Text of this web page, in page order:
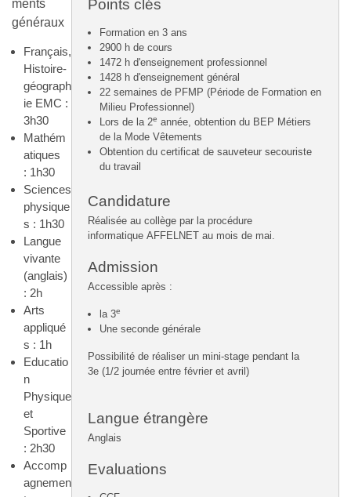
Points clés
Formation en 3 ans
2900 h de cours
1472 h d'enseignement professionnel
1428 h d'enseignement général
22 semaines de PFMP (Période de Formation en
Milieu Professionnel)
Lors de la 2e année, obtention du BEP Métiers
de la Mode Vêtements
Obtention du certificat de sauveteur secouriste
du travail
Candidature
Réalisée au collège par la procédure
informatique AFFELNET au mois de mai.
Admission
Accessible après :
la 3e
Une seconde générale
Possibilité de réaliser un mini-stage pendant la
3e (1/2 journée entre février et avril)
Langue étrangère
Anglais
Evaluations
ments
généraux
Français,
Histoire-
géograph
ie EMC :
3h30
Mathém
atiques
: 1h30
Sciences
physique
s : 1h30
Langue
vivante
(anglais)
: 2h
Arts
appliqué
s : 1h
Educatio
n
Physique
et
Sportive
: 2h30
Accomp
agnemen